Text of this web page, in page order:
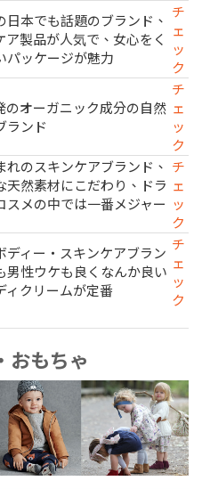
日本でも話題のブランド、
ア製品が人気で、女心をく
パッケージが魅力
チ
ェ
ッ
ク
のオーガニック成分の自然
ランド
チ
ェ
ッ
ク
れのスキンケアブランド、
天然素材にこだわり、ドラ
スメの中では一番メジャー
チ
ェ
ッ
ク
ディー・スキンケアブラン
男性ウケも良くなんか良い
ィクリームが定番
チ
ェ
ッ
ク
おもちゃ